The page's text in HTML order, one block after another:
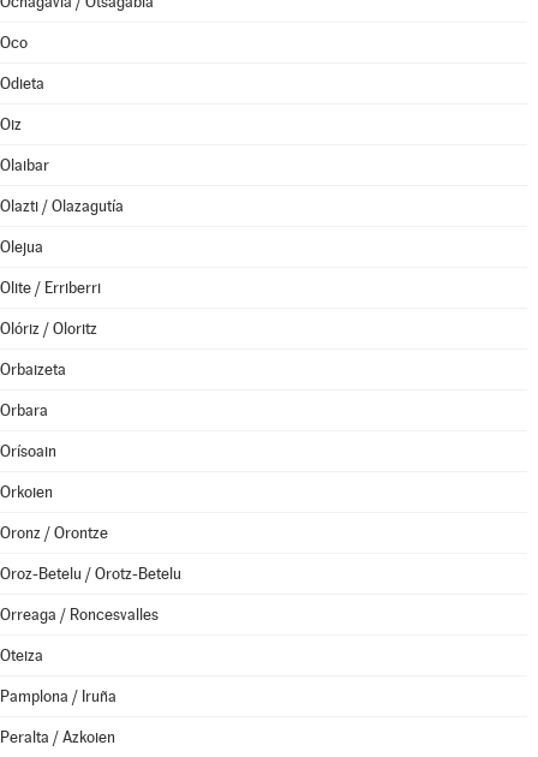
Oco
Odieta
Oiz
Olaibar
Olazti / Olazagutía
Olejua
Olite / Erriberri
Olóriz / Oloritz
Orbaizeta
Orbara
Orísoain
Orkoien
Oronz / Orontze
Oroz-Betelu / Orotz-Betelu
Orreaga / Roncesvalles
Oteiza
Pamplona / Iruña
Peralta / Azkoien